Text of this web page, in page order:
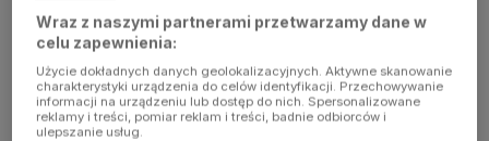
console for
more
information)
Wraz z naszymi partnerami przetwarzamy dane w
celu zapewnienia:
Użycie dokładnych danych geolokalizacyjnych. Aktywne skanowanie
charakterystyki urządzenia do celów identyfikacji. Przechowywanie
informacji na urządzeniu lub dostęp do nich. Spersonalizowane
reklamy i treści, pomiar reklam i treści, badnie odbiorców i
ulepszanie usług.